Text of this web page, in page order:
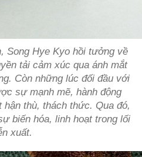
Song Hye Kyo hồi tưởng về
tải cảm xúc qua ánh mắt
Còn những lúc đối đầu với
sự mạnh mẽ, hành động
hận thù, thách thức. Qua đó,
biến hóa, linh hoạt trong lối
xuất.